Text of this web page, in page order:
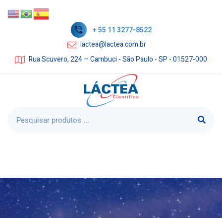
+ 55 11 3277-8522
lactea@lactea.com.br
Rua Scuvero, 224 – Cambuci - São Paulo - SP - 01527-000